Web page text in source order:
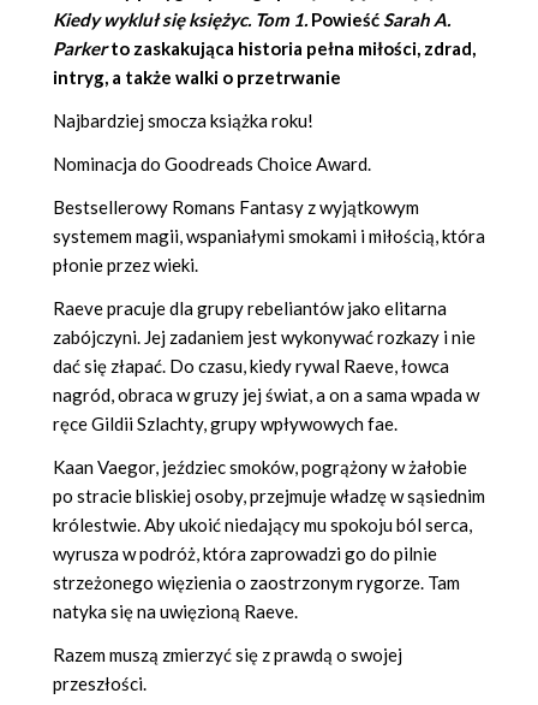
Kiedy wykluł się księżyc. Tom 1. PowieśćSarah A.
Parkerto zaskakująca historia pełna miłości, zdrad,
intryg, a także walki o przetrwanie
Najbardziej smocza książka roku!
Nominacja do Goodreads Choice Award.
Bestsellerowy Romans Fantasy z wyjątkowym
systemem magii, wspaniałymi smokami i miłością, która
płonie przez wieki.
Raeve pracuje dla grupy rebeliantów jako elitarna
zabójczyni. Jej zadaniem jest wykonywać rozkazy i nie
dać się złapać. Do czasu, kiedy rywal Raeve, łowca
nagród, obraca w gruzy jej świat, a on a sama wpada w
ręce Gildii Szlachty, grupy wpływowych fae.
Kaan Vaegor, jeździec smoków, pogrążony w żałobie
po stracie bliskiej osoby, przejmuje władzę w sąsiednim
królestwie. Aby ukoić niedający mu spokoju ból serca,
wyrusza w podróż, która zaprowadzi go do pilnie
strzeżonego więzienia o zaostrzonym rygorze. Tam
natyka się na uwięzioną Raeve.
Razem muszą zmierzyć się z prawdą o swojej
przeszłości.